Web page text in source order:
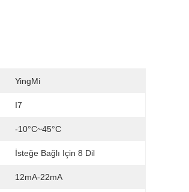
YingMi
I7
-10°C~45°C
İsteğe Bağlı Için 8 Dil
12mA-22mA